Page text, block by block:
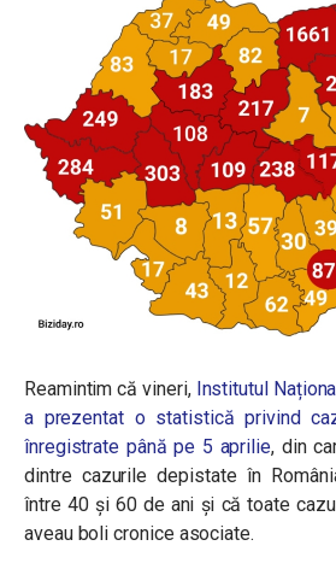
Reamintim că vineri, Institutul
a prezentat o statistică privind
înregistrate până pe 5 aprilie, din
dintre cazurile depistate în
între 40 și 60 de ani și că toate
aveau boli cronice asociate.